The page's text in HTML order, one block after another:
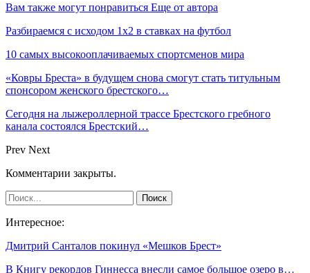
Вам также могут понравиться Еще от автора
Разбираемся с исходом 1х2 в ставках на футбол
10 самых высокооплачиваемых спортсменов мира
«Ковры Бреста» в будущем снова смогут стать титульным
спонсором женского брестского…
Сегодня на лыжероллерной трассе Брестского гребного
канала состоялся Брестский…
Prev Next
Комментарии закрыты.
Интересное:
Дмитрий Санталов покинул «Мешков Брест»
В Книгу рекордов Гиннесса внесли самое большое озеро в…